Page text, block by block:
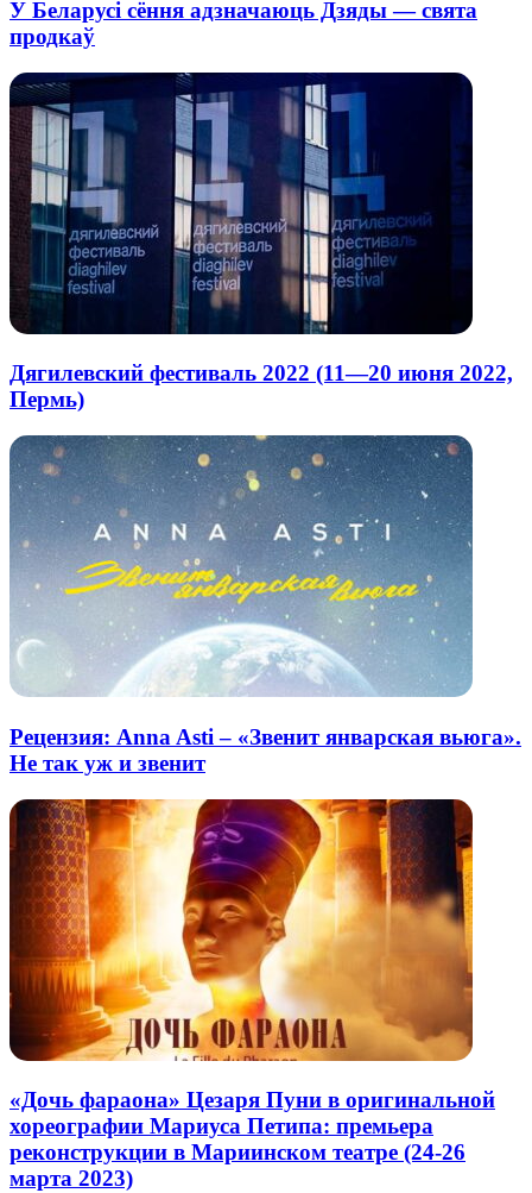
У Беларусі сёння адзначаюць Дзяды — свята
продкаў
Дягилевский фестиваль 2022 (11—20 июня 2022,
Пермь)
Рецензия: Anna Asti – «Звенит январская вьюга».
Не так уж и звенит
«Дочь фараона» Цезаря Пуни в оригинальной
хореографии Мариуса Петипа: премьера
реконструкции в Мариинском театре (24-26
марта 2023)